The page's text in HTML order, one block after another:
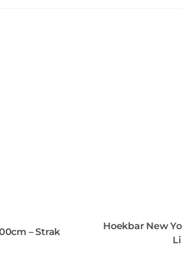
– Strak
Hoekbar New